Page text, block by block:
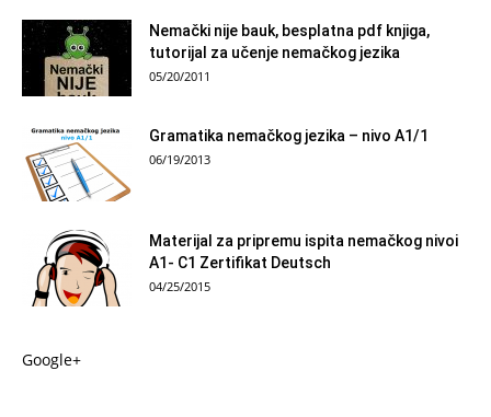
Nemački nije bauk, besplatna pdf knjiga,
tutorijal za učenje nemačkog jezika
05/20/2011
Gramatika nemačkog jezika – nivo A1/1
06/19/2013
Materijal za pripremu ispita nemačkog nivoi
A1- C1 Zertifikat Deutsch
04/25/2015
Google+